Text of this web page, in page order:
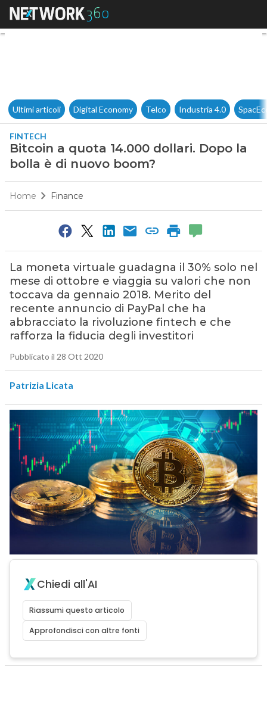
Bitcoin a quota 14.000
Ultimi articoli Digital Economy Telco Industria 4.0
FINTECH
Bitcoin a quota 14.000 dollari. Dopo la
bolla è di nuovo boom?
Home Finance
La moneta virtuale guadagna il 30% solo nel
mese di ottobre e viaggia su valori che non
toccava da gennaio 2018. Merito del
recente annuncio di PayPal che ha
abbracciato la rivoluzione fintech e che
rafforza la fiducia degli investitori
Pubblicato il 28 Ott 2020
Patrizia Licata
Chiedi all'AI
Riassumi questo articolo
Approfondisci con altre fonti